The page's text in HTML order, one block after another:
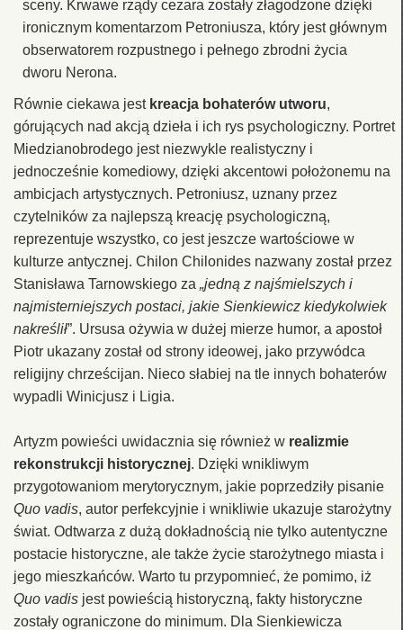
sceny. Krwawe rządy cezara zostały złagodzone dzięki
ironicznym komentarzom Petroniusza, który jest głównym
obserwatorem rozpustnego i pełnego zbrodni życia
dworu Nerona.
Równie ciekawa jest kreacja bohaterów utworu,
górujących nad akcją dzieła i ich rys psychologiczny. Portret
Miedzianobrodego jest niezwykle realistyczny i
jednocześnie komediowy, dzięki akcentowi położonemu na
ambicjach artystycznych. Petroniusz, uznany przez
czytelników za najlepszą kreację psychologiczną,
reprezentuje wszystko, co jest jeszcze wartościowe w
kulturze antycznej. Chilon Chilonides nazwany został przez
Stanisława Tarnowskiego za „jedną z najśmielszych i
najmisterniejszych postaci, jakie Sienkiewicz kiedykolwiek
nakreślił”. Ursusa ożywia w dużej mierze humor, a apostoł
Piotr ukazany został od strony ideowej, jako przywódca
religijny chrześcijan. Nieco słabiej na tle innych bohaterów
wypadli Winicjusz i Ligia.
Artyzm powieści uwidacznia się również w realizmie
rekonstrukcji historycznej. Dzięki wnikliwym
przygotowaniom merytorycznym, jakie poprzedziły pisanie
Quo vadis, autor perfekcyjnie i wnikliwie ukazuje starożytny
świat. Odtwarza z dużą dokładnością nie tylko autentyczne
postacie historyczne, ale także życie starożytnego miasta i
jego mieszkańców. Warto tu przypomnieć, że pomimo, iż
Quo vadis jest powieścią historyczną, fakty historyczne
zostały ograniczone do minimum. Dla Sienkiewicza